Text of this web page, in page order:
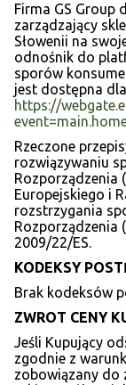
Firma GS
zarządzający
Słowenii na
odnośnik do
sporów
jest dostępna
https://
Rzeczone
rozwiązywaniu
Rozporządzenia
Europejskiego i
rozstrzygania
Rozporządzenia
2009/22/ES.
KODEKSY
Brak kodeksów
ZWROT CENY
Jeśli Kupujący
zgodnie z
zobowiązany do